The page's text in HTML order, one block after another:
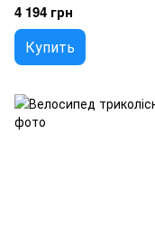
4 194 грн
Купить